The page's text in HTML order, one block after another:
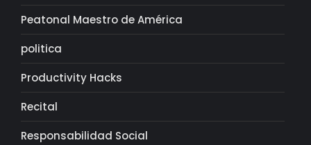
Peatonal Maestro de América
politica
Productivity Hacks
Recital
Responsabilidad Social